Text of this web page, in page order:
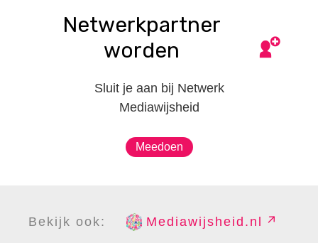
Netwerkpartner
worden
Sluit je aan bij Netwerk
Mediawijsheid
Meedoen
Bekijk ook: Mediawijsheid.nl